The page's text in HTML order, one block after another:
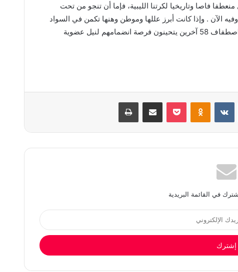
فاصا وتاريخيا لكرتنا الليبية، فإما أن تنجو من تحت
الآن . وإذا كانت أبرز عللها وموطن وهنها تكمن في السواد
الأعظم من أعضائها ال 120 فكيف سيكون الحال في ظل اصطفاف 58 آخرين يتحينون فرصة انضمامهم لنيل عضوية
‏VKontakte
Odnoklassniki
بوكيت مشاركة عبر البريد طباعة
في القائمة البريدية